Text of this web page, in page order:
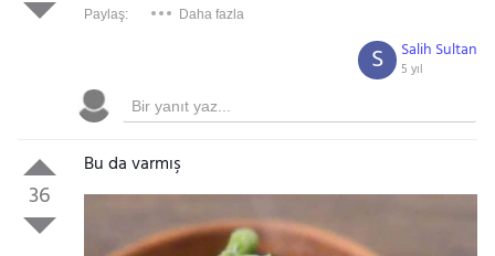
Paylaş: Daha fazla
Salih Sultan
5 yıl
S
36
Bu da varmış